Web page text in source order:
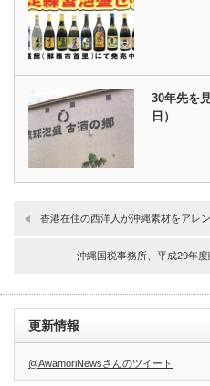
30年先を
日）
香港在住の西洋人が沖縄素材をアレ
沖縄国税事務所、平成29年
更新情報
@AwamoriNewsさんのツイート